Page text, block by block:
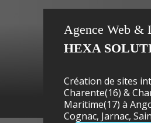
Agence Web &
HEXA
Création de sites
Charente(16) &
Maritime(17) à
Cognac, Jarnac,